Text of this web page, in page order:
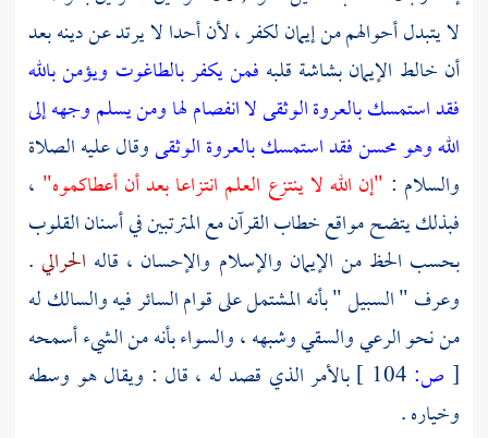
لا يتبدل أحوالهم من إيمان لكفر ، لأن أحدا لا يرتد عن دينه بعد
أن خالط الإيمان بشاشة قلبه فمن يكفر بالطاغوت ويؤمن بالله
فقد استمسك بالعروة الوثقى لا انفصام لهاومن يسلم وجهه إلى
الله وهو محسن فقد استمسك بالعروة الوثقىوقال عليه الصلاة
والسلام : "إن الله لا ينتزع العلم انتزاعا بعد أن أعطاكموه" ،
فبذلك يتضح مواقع خطاب القرآن مع المترتبين في أسنان القلوب
بحسب الحظ من الإيمان والإسلام والإحسان ، قاله الحرالي .
وعرف " السبيل " بأنه المشتمل على قوام السائر فيه والسالك له
من نحو الرعي والسقي وشبهه ، والسواء بأنه من الشيء أسمحه
[ ص:
بالأمر الذي قصد له ، قال : ويقال هو وسطه
وخياره .